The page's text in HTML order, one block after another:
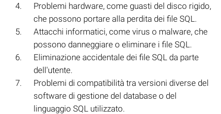
Problemi hardware, come guasti del disco rigido,
che possono portare alla perdita dei file SQL.
Attacchi informatici, come virus o malware, che
possono danneggiare o eliminare i file SQL.
Eliminazione accidentale dei file SQL da parte
dell'utente.
Problemi di compatibilità tra versioni diverse del
software di gestione del database o del
linguaggio SQL utilizzato.